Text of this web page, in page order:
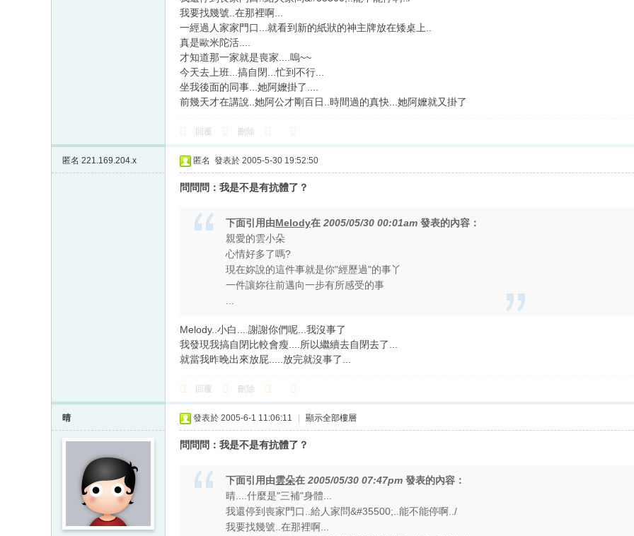
我要找幾號..在那裡啊...
一經過人家家門口...就看到新的紙狀的神主牌放在矮桌上..
真是歐米陀活....
才知道那一家就是喪家....嗚~~
今天去上班...搞自閉...忙到不行...
坐我後面的同事...她阿嬤掛了....
前幾天才在講說..她阿公才剛百日..時間過的真快...她阿嬤就又掛了
回覆 刪除
匿名 221.169.204.x 匿名 發表於 2005-5-30 19:52:50
問問問：我是不是有抗體了？
下面引用由Melody在 2005/05/30 00:01am 發表的內容：
親愛的雲小朵
心情好多了嗎?
現在妳說的這件事就是你"經歷過"的事丫
一件讓妳往前邁向一步有所感受的事
Melody..小白....謝謝你們呢...我沒事了
我發現我搞自閉比較會瘦....所以繼續去自閉去了...
就當我昨晚出來放屁.....放完就沒事了...
回覆 刪除
晴 發表於 2005-6-1 11:06:11 顯示全部樓層
問問問：我是不是有抗體了？
下面引用由雲朵在 2005/05/30 07:47pm 發表的內容：
晴....什麼是"三補"身體...
我還停到喪家門口..給人家問&#35500;..能不能停啊../
我要找幾號..在那裡啊...